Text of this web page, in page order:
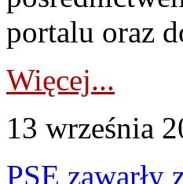
portalu oraz
Więcej...
13 września
PSE zawarły